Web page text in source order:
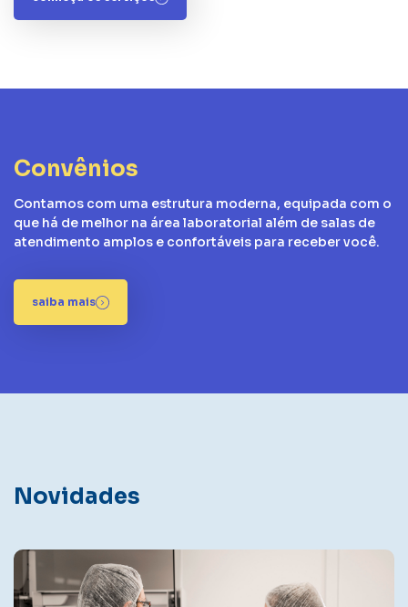
Convênios
Contamos com uma estrutura moderna, equipada com o
que há de melhor na área laboratorial além de salas de
atendimento amplos e confortáveis para receber você.
saiba mais
Novidades